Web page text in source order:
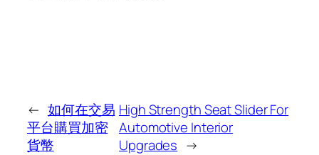
← 如何在交易
平台購買加密
貨幣
High Strength Seat Slider For
Automotive Interior
Upgrades →